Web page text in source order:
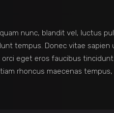
nunc, blandit vel, luctus
tempus. Donec vitae sapien
orci eget eros faucibus
rhoncus maecenas